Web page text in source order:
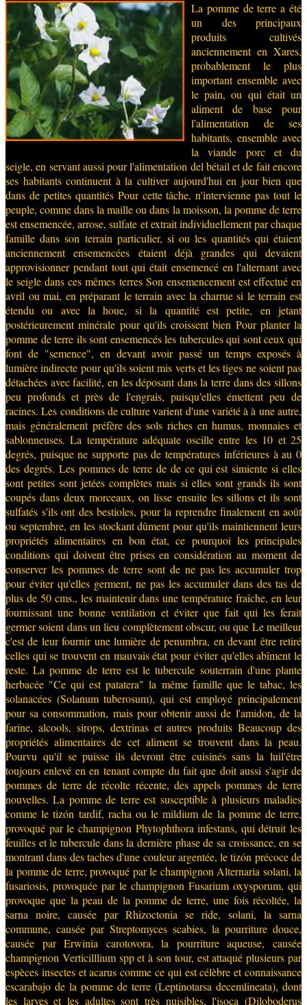
La pomme de terre a été
un des principaux
produits cultivés
anciennement en Xares,
probablement le plus
important ensemble avec
le pain, ou qui était un
aliment de base pour
l'alimentation de ses
habitants, ensemble avec
la viande porc et du
seigle, en servant aussi pour l'alimentation del bétail et de fait encore
ses habitants continuent à la cultiver aujourd'hui en jour bien que
dans de petites quantités Pour cette tâche, n'intervienne pas tout le
peuple, comme dans la maille ou dans la moisson, la pomme de terre
est ensemencée, arrose, sulfate et extrait individuellement par chaque
famille dans son terrain particulier, si ou les quantités qui étaient
anciennement ensemencées étaient déjà grandes qui devaient
approvisionner pendant tout qui était ensemencé en l'alternant avec
le seigle dans ces mêmes terres Son ensemencement est effectué en
avril ou mai, en préparant le terrain avec la charrue si le terrain est
étendu ou avec la houe, si la quantité est petite, en jetant
postérieurement minérale pour qu'ils croissent bien Pour planter la
pomme de terre ils sont ensemencés les tubercules qui sont ceux qui
font de "semence", en devant avoir passé un temps exposés à
lumière indirecte pour qu'ils soient mis verts et les tiges ne soient pas
détachées avec facilité, en les déposant dans la terre dans des sillons
peu profonds et près de l'engrais, puisqu'elles émettent peu de
racines. Les conditions de culture varient d'une variété à à une autre,
mais généralement préfère des sols riches en humus, monnaies et
sablonneuses. La température adéquate oscille entre les 10 et 25
degrés, puisque ne supporte pas de températures inférieures à au 0
des degrés. Les pommes de terre de de ce qui est simiente si elles
sont petites sont jetées complètes mais si elles sont grands ils sont
coupés dans deux morceaux, on lisse ensuite les sillons et ils sont
sulfatés s'ils ont des bestioles, pour la reprendre finalement en août
ou septembre, en les stockant dûment pour qu'ils maintiennent leurs
propriétés alimentaires en bon état, ce pourquoi les principales
conditions qui doivent être prises en considération au moment de
conserver les pommes de terre sont de ne pas les accumuler trop
pour éviter qu'elles germent, ne pas les accumuler dans des tas de
plus de 50 cms., les maintenir dans une température fraîche, en leur
fournissant une bonne ventilation et éviter que fait qui les ferait
germer soient dans un lieu complètement obscur, ou que Le meilleur
c'est de leur fournir une lumière de penumbra, en devant être retiré
celles qui se trouvent en mauvais état pour éviter qu'elles abîment le
reste. La pomme de terre est le tubercule souterrain d'une plante
herbacée "Ce qui est patatera" la même famille que le tabac, les
solanacées (Solanum tuberosum), qui est employé principalement
pour sa consommation, mais pour obtenir aussi de l'amidon, de la
farine, alcools, sirops, dextrinas et autres produits Beaucoup des
propriétés alimentaires de cet aliment se trouvent dans la peau.
Pourvu qu'il se puisse ils devront être cuisinés sans la luil'être
toujours enlevé en en tenant compte du fait que doit aussi s'agir de
pommes de terre de récolte récente, des appels pommes de terre
nouvelles. La pomme de terre est susceptible à plusieurs maladies
comme le tizón tardif, racha ou le mildium de la pomme de terre,
provoqué par le champignon Phytophthora infestans, qui détruit les
feuilles et le tubercule dans la dernière phase de sa croissance, en se
montrant dans des taches d'une couleur argentée, le tizón précoce de
la pomme de terre, provoqué par le champignon Alternaria solani, la
fusariosis, provoquée par le champignon Fusarium oxysporum, qui
provoque que la peau de la pomme de terre, une fois récoltée, la
sarna noire, causée par Rhizoctonia se ride, solani, la sarna
commune, causée par Streptomyces scabies, la pourriture douce,
causée par Erwinia carotovora, la pourriture aqueuse, causée
champignon Verticilllium spp et à son tour, est attaqué plusieurs par
espèces insectes et acarus comme ce qui est célèbre et connaissance
escarabajo de la pomme de terre (Leptinotarsa decemlineata), dont
les larves et les adultes sont très nuisibles, l'isoca (Diloboderus